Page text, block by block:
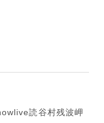
読谷村残波岬